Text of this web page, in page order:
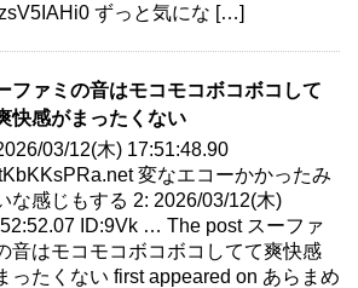
ずっと気にな […]
ファミの音はモコモコボコボコして
快感がまったくない
03/12(木) 17:51:48.90
変なエコーかかったみ
な感じもする 2: 2026/03/12(木)
ID:9Vk … The post スーファ
音はモコモコボコボコしてて爽快感
ったくない first appeared on あらまめ